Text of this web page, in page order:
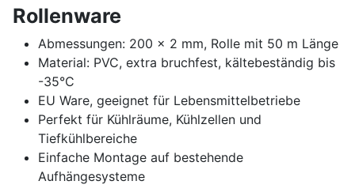
Rollenware
Abmessungen: 200 x 2 mm, Rolle mit 50 m Länge
Material: PVC, extra bruchfest, kältebeständig bis
-35°C
EU Ware, geeignet für Lebensmittelbetriebe
Perfekt für Kühlräume, Kühlzellen und
Tiefkühlbereiche
Einfache Montage auf bestehende
Aufhängesysteme